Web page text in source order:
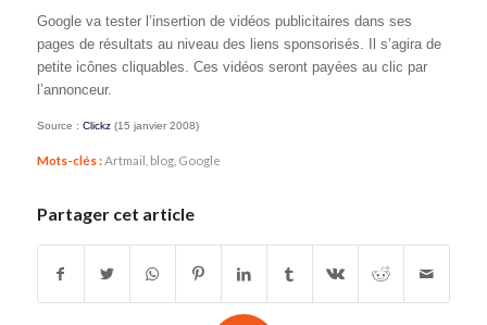
Google va tester l’insertion de vidéos publicitaires dans ses
pages de résultats au niveau des liens sponsorisés. Il s’agira de
petite icônes cliquables. Ces vidéos seront payées au clic par
l’annonceur.
Source : Clickz(15 janvier 2008)
Mots-clés :Artmail blog, Google
Partager cet article